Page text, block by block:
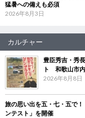
猛暑への備えも必須
2026年8月3日
カルチャー
豊臣秀吉・秀
ト 和歌山市
2026年8月8日
旅の思い出を五・七・五で
ンテスト」を開催